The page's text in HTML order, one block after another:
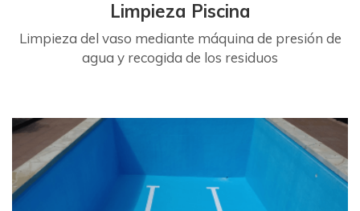
Limpieza Piscina
Limpieza del vaso mediante máquina de presión de
agua y recogida de los residuos